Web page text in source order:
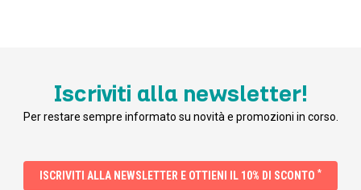
Iscriviti alla newsletter!
Per restare sempre informato su novità e promozioni in corso.
ISCRIVITI ALLA NEWSLETTER E OTTIENI IL 10% DI SCONTO *